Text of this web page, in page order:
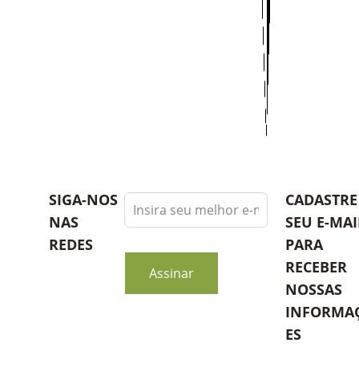
SIGA-NOS
NAS
REDES
Leave
this
blank
Assinar
CADASTRE
SEU E-
PARA
RECEBER
NOSSAS
ES